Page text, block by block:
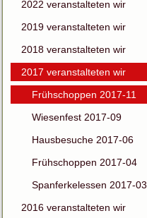
2022 veranstalteten wir
2019 veranstalteten wir
2018 veranstalteten wir
2017 veranstalteten wir
Frühschoppen 2017-11
Wiesenfest 2017-09
Hausbesuche 2017-06
Frühschoppen 2017-04
Spanferkelessen 2017-03
2016 veranstalteten wir